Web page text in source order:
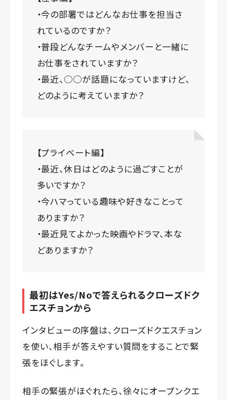
・今の部署ではどんなお仕事を担当さ
れているのですか？
・普段どんなチームやメンバーと一緒に
お仕事をされていますか？
・最近、○○が話題になっていますけど、
どのように考えていますか？
【プライベート編】
・最近、休日はどのように過ごすことが
多いですか？
・今ハマっている趣味や好きなことって
ありますか？
・最近見てよかった映画やドラマ、本な
どありますか？
最初はYes/Noで答えられるクローズドク
エスチョンから
インタビューの序盤は、クローズドクエスチョン
を使い、相手が答えやすい質問をすることで緊
張をほぐします。
相手の緊張がほぐれたら、徐々にオープンクエ